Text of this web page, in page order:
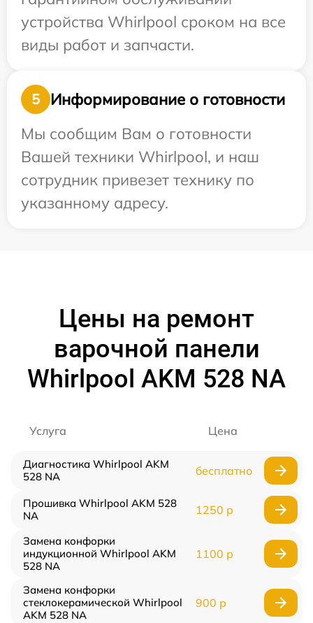
устройства Whirlpool сроком на все
виды работ и запчасти.
5
Информирование о готовности
Мы сообщим Вам о готовности
Вашей техники Whirlpool, и наш
сотрудник привезет технику по
указанному адресу.
Цены на ремонт
варочной панели
Whirlpool AKM 528 NA
Услуга Цена
Диагностика Whirlpool AKM
528 NA
бесплатно
Прошивка Whirlpool AKM 528
NA
1250 р
Замена конфорки
индукционной Whirlpool AKM
528 NA
1100 р
Замена конфорки
стеклокерамической Whirlpool
AKM 528 NA
900 р